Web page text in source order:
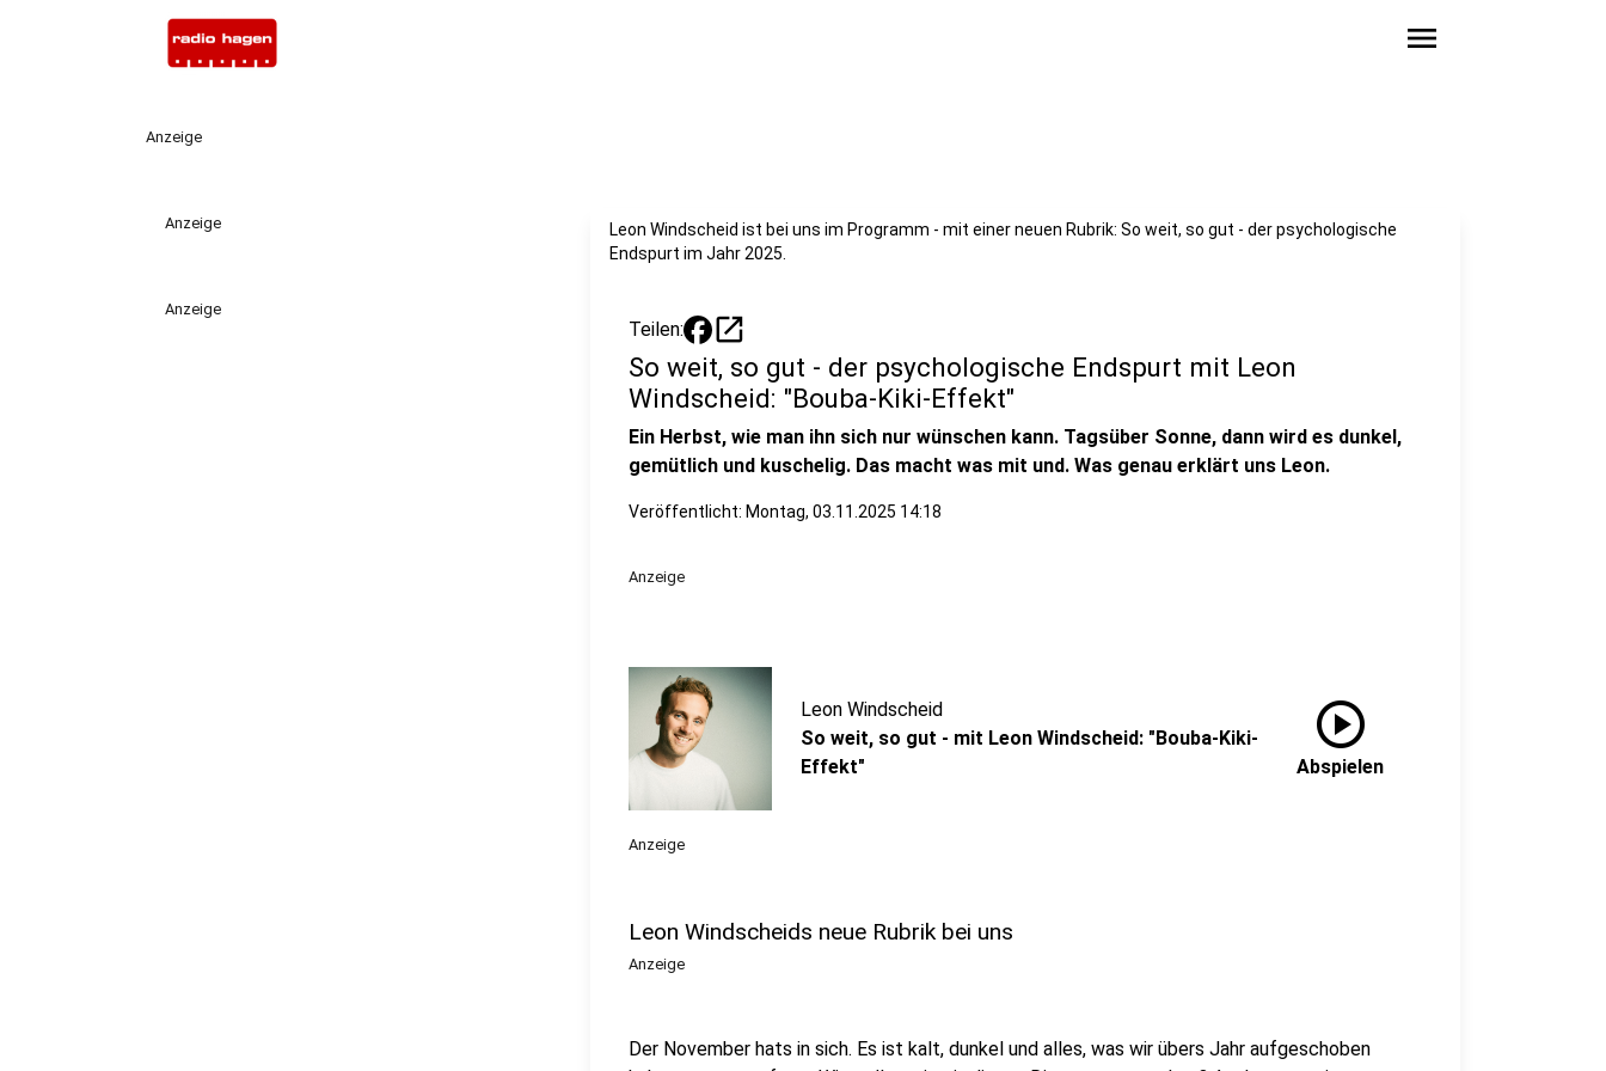
menu
Anzeige
Anzeige
Anzeige
Leon Windscheid ist bei uns im Programm - mit einer neuen Rubrik: So weit, so gut - der psychologische
Endspurt im Jahr 2025.
Teilen: open_in_new
So weit, so gut - der psychologische Endspurt mit Leon
Windscheid: "Bouba-Kiki-Effekt"
Ein Herbst, wie man ihn sich nur wünschen kann. Tagsüber Sonne, dann wird es dunkel,
gemütlich und kuschelig. Das macht was mit und. Was genau erklärt uns Leon.
Veröffentlicht: Montag, 03.11.2025 14:18
Anzeige
Leon Windscheid
So weit, so gut - mit Leon Windscheid: "Bouba-Kiki-
Effekt"
play_circle
Abspielen
Anzeige
Leon Windscheids neue Rubrik bei uns
Anzeige
Der November hats in sich. Es ist kalt, dunkel und alles, was wir übers Jahr aufgeschoben